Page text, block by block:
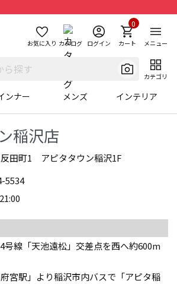
お気に入り カタログ ログイン カート
0
メニュー
カテゴリ
ンナー メンズ インテリア
稲沢店
田町1 アピタタウン稲沢1F
5534
号線「天池遠松」交差点を西へ約600m
宮駅」より稲沢市内バスで「アピタ稲